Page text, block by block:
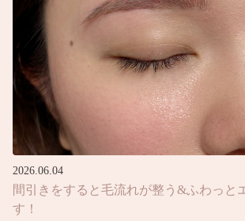
2026.06.04
間引きをすると毛流れが整う&ふわっと
す！